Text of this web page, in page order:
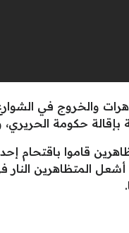
والخروج في
بإقالة حكومة
قاموا باقتحام
المتظاهرين